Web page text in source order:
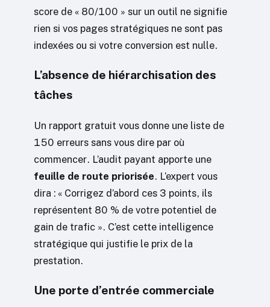
score de « 80/100 » sur un outil ne signifie
rien si vos pages stratégiques ne sont pas
indexées ou si votre conversion est nulle.
L’absence de hiérarchisation des
tâches
Un rapport gratuit vous donne une liste de
150 erreurs sans vous dire par où
commencer. L’audit payant apporte une
feuille de route priorisée. L’expert vous
dira : « Corrigez d’abord ces 3 points, ils
représentent 80 % de votre potentiel de
gain de trafic ». C’est cette intelligence
stratégique qui justifie le prix de la
prestation.
Une porte d’entrée commerciale